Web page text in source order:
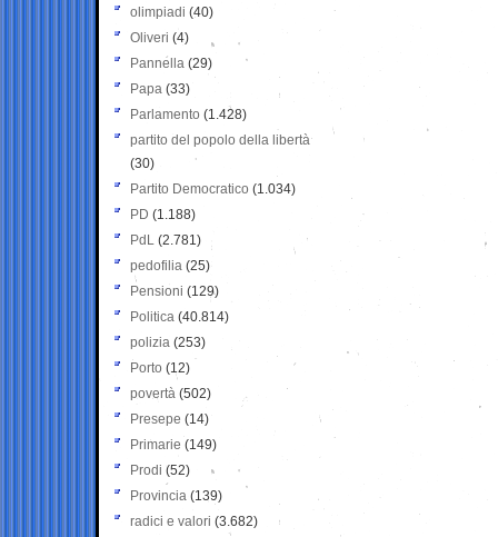
olimpiadi (40)
Oliveri (4)
Pannella (29)
Papa (33)
Parlamento (1.428)
partito del popolo della libertà
(30)
Partito Democratico (1.034)
PD (1.188)
PdL (2.781)
pedofilia (25)
Pensioni (129)
Politica (40.814)
polizia (253)
Porto (12)
povertà (502)
Presepe (14)
Primarie (149)
Prodi (52)
Provincia (139)
radici e valori (3.682)